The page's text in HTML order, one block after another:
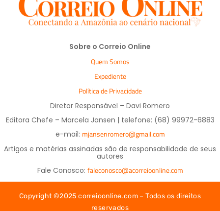
Sobre o Correio Online
Quem Somos
Expediente
Política de Privacidade
Diretor Responsável – Davi Romero
Editora Chefe – Marcela Jansen | telefone: (68) 99972-6883
e-mail: mjansenromero@gmail.com
Artigos e matérias assinadas são de responsabilidade de seus
autores
Fale Conosco: faleconosco@acorreioonline.com
Copyright ©2025 correioonline.com – Todos os direitos
reservados